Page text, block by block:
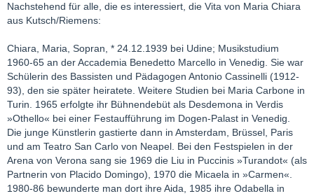
Nachstehend für alle, die es interessiert, die Vita von Maria Chiara
aus Kutsch/Riemens:
Chiara, Maria, Sopran, * 24.12.1939 bei Udine; Musikstudium
1960-65 an der Accademia Benedetto Marcello in Venedig. Sie war
Schülerin des Bassisten und Pädagogen Antonio Cassinelli (1912-
93), den sie später heiratete. Weitere Studien bei Maria Carbone in
Turin. 1965 erfolgte ihr Bühnendebüt als Desdemona in Verdis
»Othello« bei einer Festaufführung im Dogen-Palast in Venedig.
Die junge Künstlerin gastierte dann in Amsterdam, Brüssel, Paris
und am Teatro San Carlo von Neapel. Bei den Festspielen in der
Arena von Verona sang sie 1969 die Liu in Puccinis »Turandot« (als
Partnerin von Placido Domingo), 1970 die Micaela in »Carmen«.
1980-86 bewunderte man dort ihre Aida, 1985 ihre Odabella in